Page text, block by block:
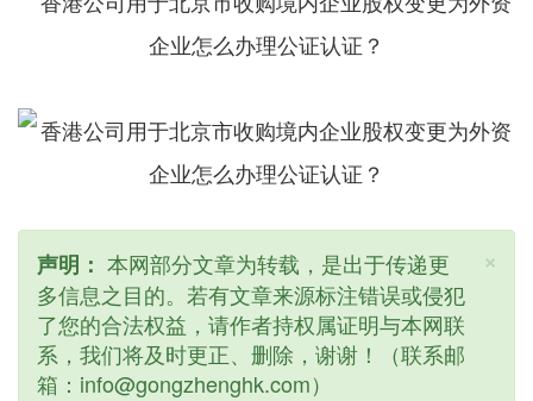
×
声明： 本网部分文章为转载，是出于传递更
多信息之目的。若有文章来源标注错误或侵犯
了您的合法权益，请作者持权属证明与本网联
系，我们将及时更正、删除，谢谢！（联系邮
箱：info@gongzhenghk.com）